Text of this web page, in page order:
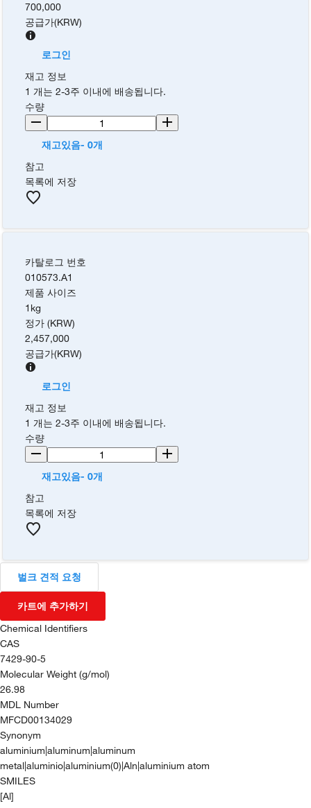
700,000
공급가(KRW)
로그인
재고 정보
1 개는 2-3주 이내에 배송됩니다.
수량
재고있음- 0개
참고
목록에 저장
카탈로그 번호
010573.A1
제품 사이즈
1kg
정가 (KRW)
2,457,000
공급가(KRW)
로그인
재고 정보
1 개는 2-3주 이내에 배송됩니다.
수량
재고있음- 0개
참고
목록에 저장
벌크 견적 요청
카트에 추가하기
Chemical Identifiers
CAS
7429-90-5
Molecular Weight (g/mol)
26.98
MDL Number
MFCD00134029
Synonym
aluminium|aluminum|aluminum
metal|aluminio|aluminium(0)|Aln|aluminium atom
SMILES
[Al]